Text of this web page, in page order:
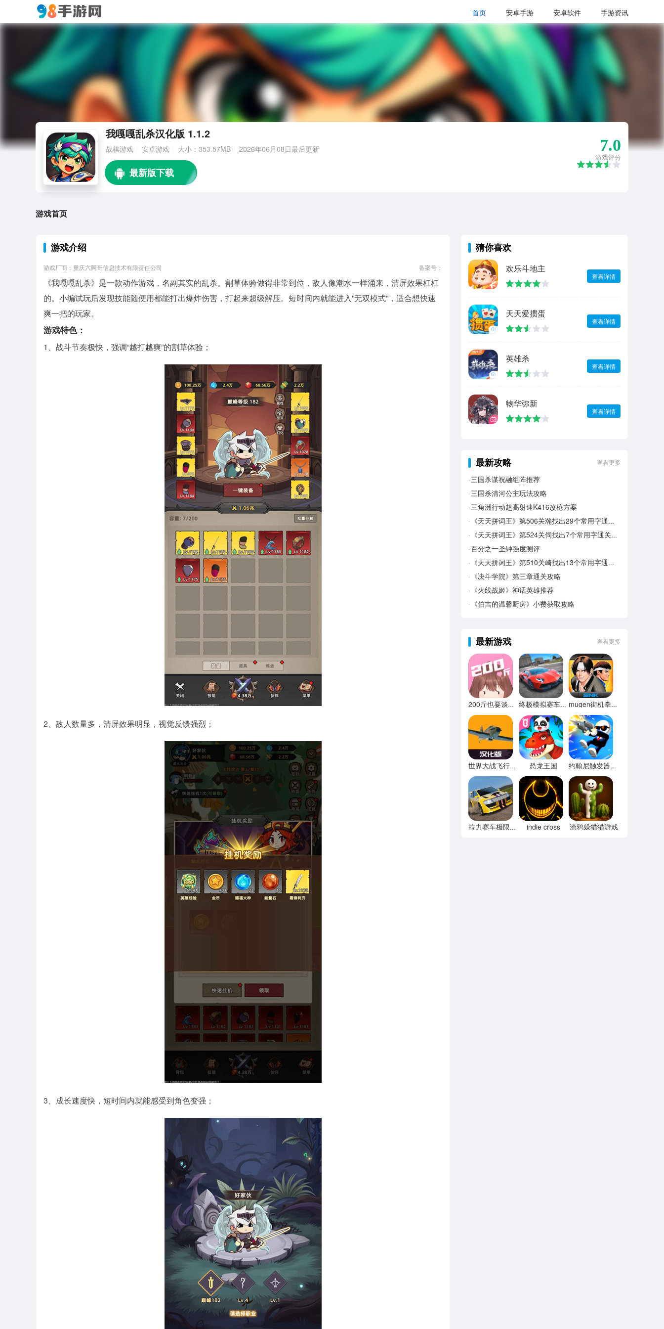
首页 安卓手游 安卓软件 手游资讯
我嘎嘎乱杀汉化版 1.1.2
战棋游戏 安卓游戏 大小：353.57MB 2026年06月08日最后更新 7.0
游戏评分
游戏首页
游戏介绍
游戏厂商：重庆六阿哥信息技术有限责任公司 备案号：
《我嘎嘎乱杀》是一款动作游戏，名副其实的乱杀。割草体验做得非常到位，敌人像潮水一样涌来，清屏效果杠杠
的。小编试玩后发现技能随便用都能打出爆炸伤害，打起来超级解压。短时间内就能进入”无双模式”，适合想快速
爽一把的玩家。
游戏特色：
1、战斗节奏极快，强调“越打越爽”的割草体验；
2、敌人数量多，清屏效果明显，视觉反馈强烈；
3、成长速度快，短时间内就能感受到角色变强；
猜你喜欢
欢乐斗地主
查看详情
天天爱掼蛋
查看详情
英雄杀
查看详情
物华弥新
查看详情
最新攻略 查看更多
三国杀谋祝融组阵推荐
三国杀清河公主玩法攻略
三角洲行动超高射速K416改枪方案
《天天拼词王》第506关瀚找出29个常用字通关攻略
《天天拼词王》第524关伺找出7个常用字通关攻略
百分之一圣钟强度测评
《天天拼词王》第510关崎找出13个常用字通关攻略
《决斗学院》第三章通关攻略
《火线战姬》神话英雄推荐
《伯吉的温馨厨房》小费获取攻略
最新游戏 查看更多
200斤也要谈恋爱免广告 终极模拟赛车无限金币 mugen街机拳皇97
世界大战飞行模拟器内置菜单 恐龙王国 约翰尼触发器无限宝石
拉力赛车极限竞速内置菜单 indie cross 涂鸦躲猫猫游戏